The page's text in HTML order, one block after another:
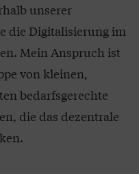
unserer
die Digitalisierung im
Mein Anspruch ist
von kleinen,
bedarfsgerechte
die das dezentrale